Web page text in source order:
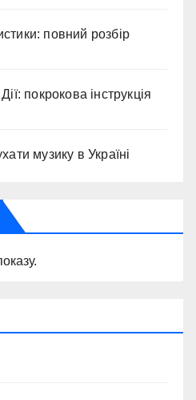
повний розбір
покрокова інструкція
музику в Україні